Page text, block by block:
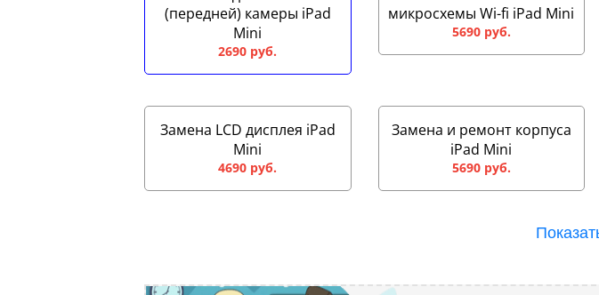
(передней) камеры iPad
Mini
2690 руб.
микросхемы Wi-fi iPad Mini
5690 руб.
Замена LCD дисплея iPad
Mini
4690 руб.
Замена и ремонт корпуса
iPad Mini
5690 руб.